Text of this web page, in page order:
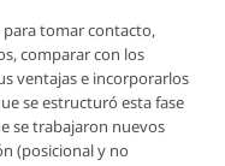
para tomar contacto,
comparar con los
ventajas e incorporarlos
se estructuró esta fase
se trabajaron nuevos
(posicional y no